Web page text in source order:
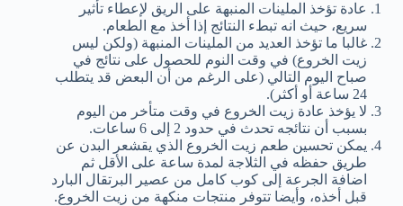
عادة تؤخذ الملينات المنبهة على الريق لإعطاء تأثير
سريع، حيث انه تبطء النتائج إذا أخذ مع الطعام.
غالبا ما تؤخذ العديد من الملينات المنبهة (ولكن ليس
زيت الخروع) في وقت النوم للحصول على نتائج في
صباح اليوم التالي (على الرغم من أن البعض قد يتطلب
24 ساعة أو أكثر).
لا يؤخذ عادة زيت الخروع في وقت متأخر من اليوم
بسبب أن نتائجه تحدث في حدود 2 إلى 6 ساعات.
يمكن تحسين طعم زيت الخروع الذي يقشعر البدن عن
طريق حفظه في الثلاجة لمدة ساعة على الأقل ثم
اضافة الجرعة إلى كوب كامل من عصير البرتقال البارد
قبل أخذه، وأيضا تتوفر منتجات منكهة من زيت الخروع.